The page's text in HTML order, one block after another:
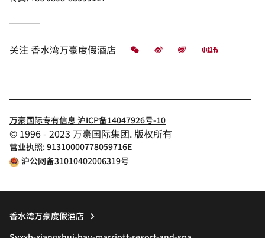
关注 香水湾万豪度假酒店 微信 微博 飞猪 小红书
万豪国际专有信息 沪ICP备14047926号-10
© 1996 - 2023 万豪国际集团. 版权所有
营业执照: 91310000778059716E
沪公网备31010402006319号
香水湾万豪度假酒店